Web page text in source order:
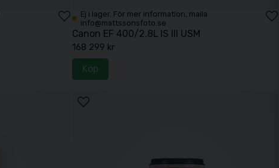
Ej i lager. För mer information, maila
info@mattssonsfoto.se
Canon EF 400/2.8L IS III USM
168 299 kr
Köp